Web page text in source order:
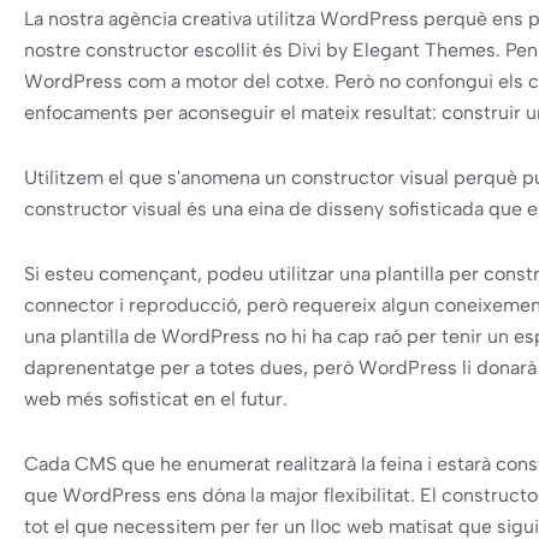
La nostra agència creativa utilitza WordPress perquè
nostre constructor escollit és Divi by Elegant Themes.
WordPress com a motor del cotxe. Però no confongui els
enfocaments per aconseguir el mateix resultat: construir
Utilitzem el que s'anomena un constructor visual perquè
constructor visual és una eina de disseny sofisticada que
Si esteu començant, podeu utilitzar una plantilla per
connector i reproducció, però requereix algun
una plantilla de WordPress no hi ha cap raó per tenir un
daprenentatge per a totes dues, però WordPress li
web més sofisticat en el futur.
Cada CMS que he enumerat realitzarà la feina i estarà
que WordPress ens dóna la major flexibilitat. El
tot el que necessitem per fer un lloc web matisat que